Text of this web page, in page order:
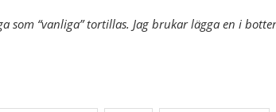
som “vanliga” tortillas. Jag brukar lägga en i